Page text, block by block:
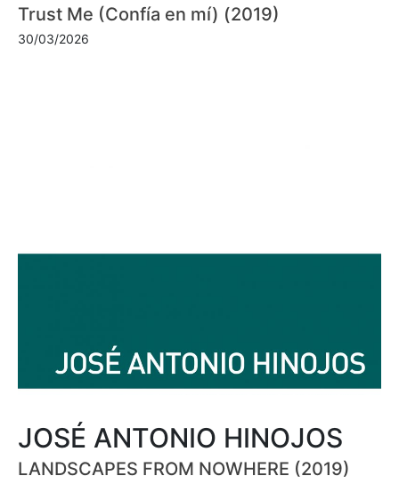
Trust Me (Confía en mí) (2019)
30/03/2026
JOSÉ ANTONIO HINOJOS
LANDSCAPES FROM NOWHERE (2019)